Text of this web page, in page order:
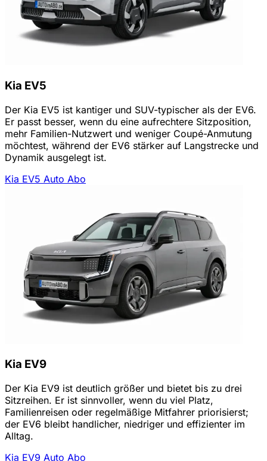
Kia EV5
Der Kia EV5 ist kantiger und SUV-typischer als der EV6.
Er passt besser, wenn du eine aufrechtere Sitzposition,
mehr Familien-Nutzwert und weniger Coupé-Anmutung
möchtest, während der EV6 stärker auf Langstrecke und
Dynamik ausgelegt ist.
Kia EV5 Auto Abo
Kia EV9
Der Kia EV9 ist deutlich größer und bietet bis zu drei
Sitzreihen. Er ist sinnvoller, wenn du viel Platz,
Familienreisen oder regelmäßige Mitfahrer priorisierst;
der EV6 bleibt handlicher, niedriger und effizienter im
Alltag.
Kia EV9 Auto Abo